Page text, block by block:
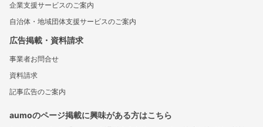
企業支援サービスのご案内
自治体・地域団体支援サービスのご案内
広告掲載・資料請求
事業者お問合せ
資料請求
記事広告のご案内
aumoのページ掲載に興味がある方はこちら